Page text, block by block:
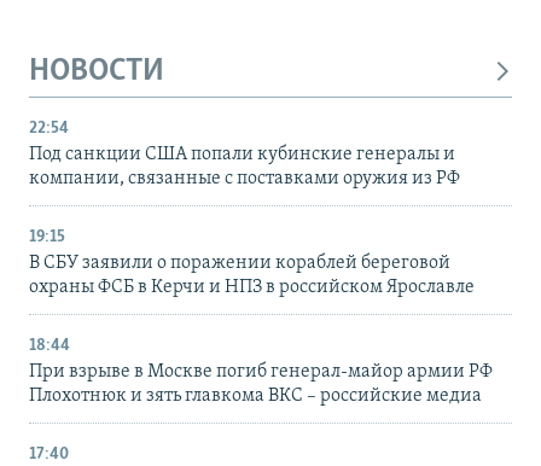
НОВОСТИ
22:54
Под санкции США попали кубинские генералы и
компании, связанные с поставками оружия из РФ
19:15
В СБУ заявили о поражении кораблей береговой
охраны ФСБ в Керчи и НПЗ в российском Ярославле
18:44
При взрыве в Москве погиб генерал-майор армии РФ
Плохотнюк и зять главкома ВКС – российские медиа
17:40